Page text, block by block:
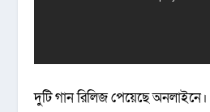
দুটি গান রিলিজ পেয়েছে অনলাইনে।